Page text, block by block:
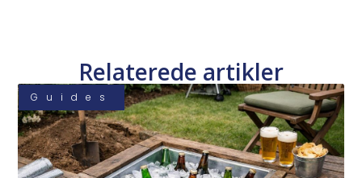
Relaterede artikler
Guides